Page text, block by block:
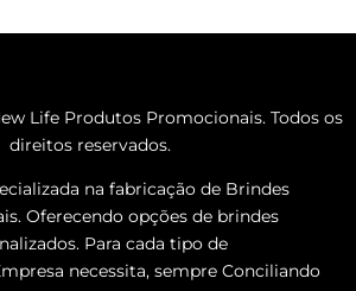
Life Produtos Promocionais. Todos os
direitos reservados.
na fabricação de Brindes
Oferecendo opções de brindes
Para cada tipo de
necessita, sempre Conciliando